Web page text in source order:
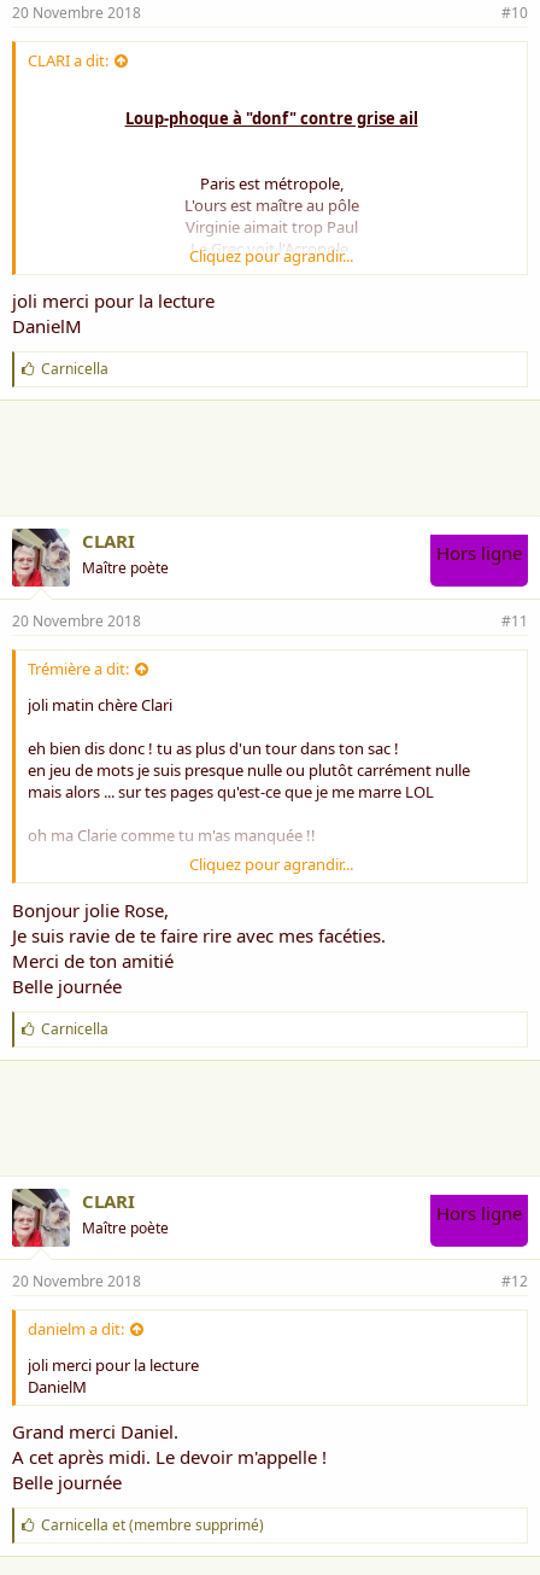
20 Novembre 2018 #10
CLARI a dit:
Loup-phoque à "donf" contre grise ail
Paris est métropole,
L'ours est maître au pôle
Virginie aimait trop Paul
Le Grec voit l'Acropole.
Font leurs nids...
Nient leurs fonds ☺
L'internaute clique
Le bon vieux cendrier
Ma théière n'est pas à vendre.
Très pointue, pour qu'on la "voye" elle.
Un chapon ch'a pond pas ☻
Le peintre peint pont
Le pompier fait pimpon ☺
Excusez mon araignée au « plat donf » ☺♥☺
C'est pour vous remonter l'moral à donf ☺♦☺
MC - 8/12/2014
Cliquez pour agrandir...
joli merci pour la lecture
DanielM
J
'
a
Carnicella
CLARI
Maître poète
Hors ligne
20 Novembre 2018 #11
Trémière a dit:
joli matin chère Clari
eh bien dis donc ! tu as plus d'un tour dans ton sac !
en jeu de mots je suis presque nulle ou plutôt carrément nulle
mais alors ... sur tes pages qu'est-ce que je me marre LOL
oh ma Clarie comme tu m'as manquée !!
Tendrement
ptite Rose ***
Cliquez pour agrandir...
Bonjour jolie Rose,
Je suis ravie de te faire rire avec mes facéties.
Merci de ton amitié
Belle journée
J
'
a
Carnicella
CLARI
Maître poète
Hors ligne
20 Novembre 2018 #12
danielm a dit:
joli merci pour la lecture
DanielM
Grand merci Daniel.
A cet après midi. Le devoir m'appelle !
Belle journée
J
'
a
Carnicella et(membre supprimé)